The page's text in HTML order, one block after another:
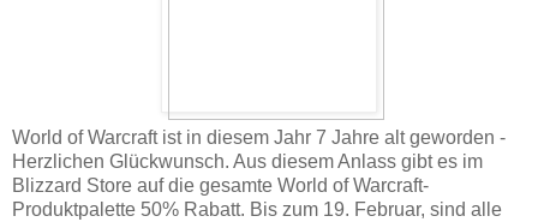
World of Warcraft ist in diesem Jahr 7 Jahre alt geworden -
Herzlichen Glückwunsch. Aus diesem Anlass gibt es im
Blizzard Store auf die gesamte World of Warcraft-
Produktpalette 50% Rabatt. Bis zum 19. Februar, sind alle